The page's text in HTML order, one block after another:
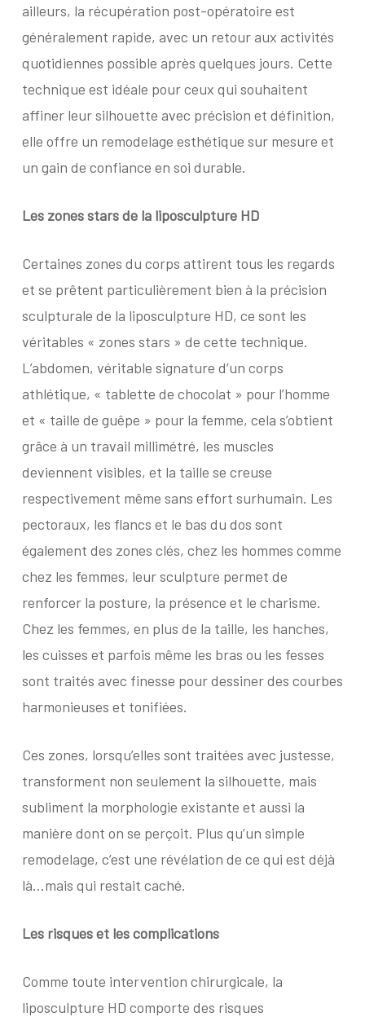
ailleurs, la récupération post-opératoire est
généralement rapide, avec un retour aux activités
quotidiennes possible après quelques jours. Cette
technique est idéale pour ceux qui souhaitent
affiner leur silhouette avec précision et définition,
elle offre un remodelage esthétique sur mesure et
un gain de confiance en soi durable.
Les zones starsde la liposculpture HD
Certaines zones du corps attirent tous les regards
et se prêtent particulièrement bien à la précision
sculpturale de la liposculpture HD, ce sont les
véritables « zones stars » de cette technique.
L’abdomen, véritable signature d’un corps
athlétique, « tablette de chocolat » pour l’homme
et « taille de guêpe » pour la femme, cela s’obtient
grâce à un travail millimétré, les muscles
deviennent visibles, et la taille se creuse
respectivement même sans effort surhumain. Les
pectoraux, les flancs et le bas du dos sont
également des zones clés, chez les hommes comme
chez les femmes, leur sculpture permet de
renforcer la posture, la présence et le charisme.
Chez les femmes, en plus de la taille, les hanches,
les cuisses et parfois même les bras ou les fesses
sont traités avec finesse pour dessiner des courbes
harmonieuses et tonifiées.
Ces zones, lorsqu’elles sont traitées avec justesse,
transforment non seulement la silhouette, mais
subliment la morphologie existante et aussi la
manière dont on se perçoit. Plus qu’un simple
remodelage, c’est une révélation de ce qui est déjà
là…mais qui restait caché.
Les risques et les complications
Comme toute intervention chirurgicale, la
liposculpture HD comporte des risques